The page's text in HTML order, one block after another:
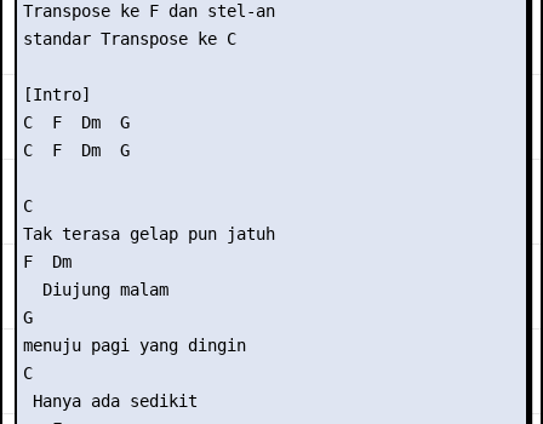
Transpose ke F dan stel-an
standar Transpose ke C
[Intro]
C  F  Dm  G
C  F  Dm  G
C
Tak terasa gelap pun jatuh
F  Dm
  Diujung malam
G
menuju pagi yang dingin
C
Hanya ada sedikit